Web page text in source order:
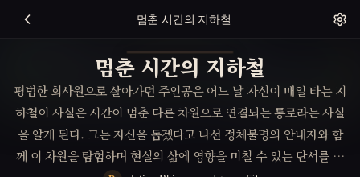
멈춘 시간의 지하철
멈춘 시간의 지하철
평범한 회사원으로 살아가던 주인공은 어느 날 자신이 매일 타는 지
하철이 사실은 시간이 멈춘 다른 차원으로 연결되는 통로라는 사실
을 알게 된다. 그는 자신을 돕겠다고 나선 정체불명의 안내자와 함
께 이 차원을 탐험하며 현실의 삶에 영향을 미칠 수 있는 단서를 찾